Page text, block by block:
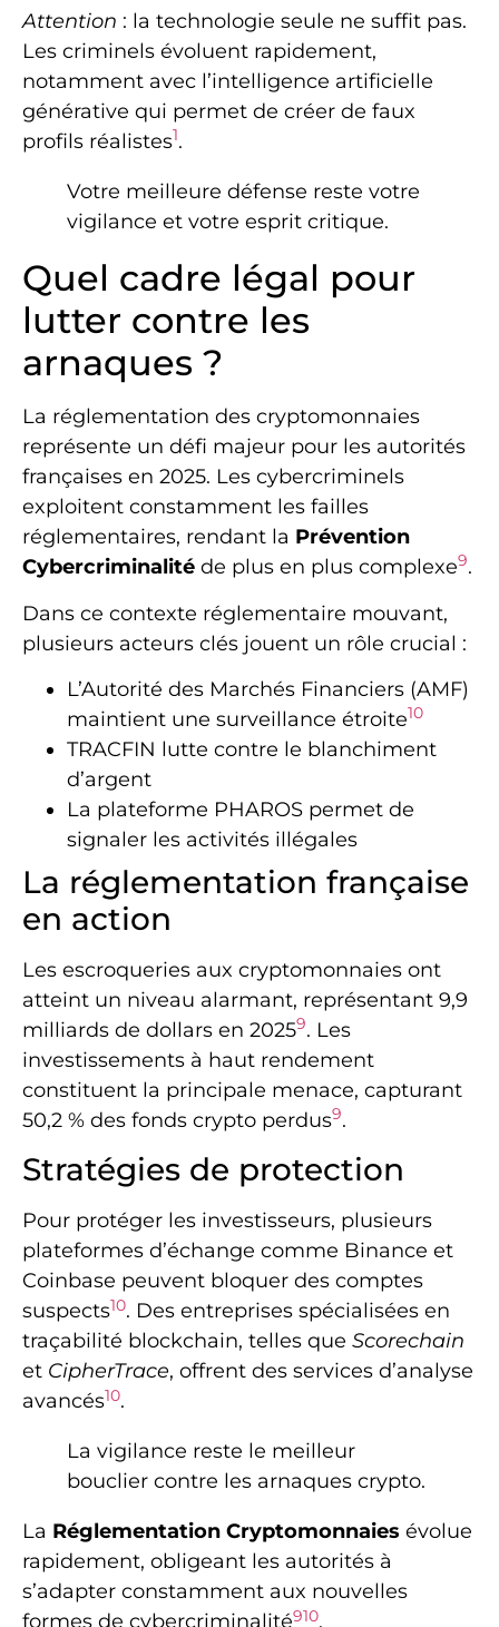
Attention : la technologie seule ne suffit pas.
Les criminels évoluent rapidement,
notamment avec l’intelligence artificielle
générative qui permet de créer de faux
profils réalistes1.
Votre meilleure défense reste votre
vigilance et votre esprit critique.
Quel cadre légal pour
lutter contre les
arnaques ?
La réglementation des cryptomonnaies
représente un défi majeur pour les autorités
françaises en 2025. Les cybercriminels
exploitent constamment les failles
réglementaires, rendant la Prévention
Cybercriminalité de plus en plus complexe9.
Dans ce contexte réglementaire mouvant,
plusieurs acteurs clés jouent un rôle crucial :
L’Autorité des Marchés Financiers (AMF)
maintient une surveillance étroite10
TRACFIN lutte contre le blanchiment
d’argent
La plateforme PHAROS permet de
signaler les activités illégales
La réglementation française
en action
Les escroqueries aux cryptomonnaies ont
atteint un niveau alarmant, représentant 9,9
milliards de dollars en 20259. Les
investissements à haut rendement
constituent la principale menace, capturant
50,2 % des fonds crypto perdus9.
Stratégies de protection
Pour protéger les investisseurs, plusieurs
plateformes d’échange comme Binance et
Coinbase peuvent bloquer des comptes
suspects10. Des entreprises spécialisées en
traçabilité blockchain, telles que Scorechain
et CipherTrace, offrent des services d’analyse
avancés10.
La vigilance reste le meilleur
bouclier contre les arnaques crypto.
La Réglementation Cryptomonnaies évolue
rapidement, obligeant les autorités à
s’adapter constamment aux nouvelles
formes de cybercriminalité910.